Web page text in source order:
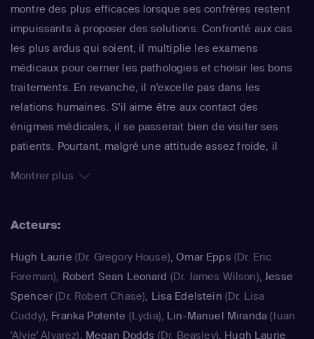
montre des plus efficaces lorsque ses confrères restent
impuissants à proposer des solutions. Confronté aux cas
les plus ardus qui soient, il multiplie les examens
médicaux pour cerner les pathologies et choisir les bons
traitements. En revanche, il n'excelle pas dans les
relations humaines. S'il aime être aux contact des
énigmes médicales, il se passerait bien de visiter ses
patients. Pourtant, malgré une attitude assez froide, il
consulter. Plébiscitée dès la première saison, la série,
fictions les plus regardées au monde !
Montrer plus
Acteurs:
Hugh Laurie (Dr. Gregory House),Omar Epps (Dr. Eric
Foreman), Robert Sean Leonard (Dr. James Wilson),Jesse
Spencer (Dr. Robert Chase), Lisa Edelstein (Dr. Lisa
Cuddy), Franka Potente (Lydia), Lin-Manuel Miranda (Juan
'Alvie' Alvarez), Megan Dodds (Dr. Beasley), Hugh Laurie